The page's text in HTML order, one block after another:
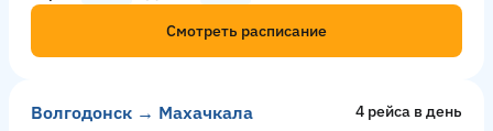
Смотреть расписание
Волгодонск → Махачкала 4 рейсa в день